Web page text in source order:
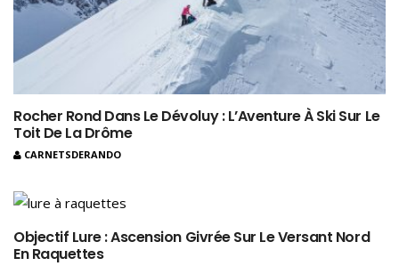
Rocher Rond Dans Le Dévoluy : L’Aventure À Ski Sur Le
Toit De La Drôme
CARNETSDERANDO
Objectif Lure : Ascension Givrée Sur Le Versant Nord
En Raquettes